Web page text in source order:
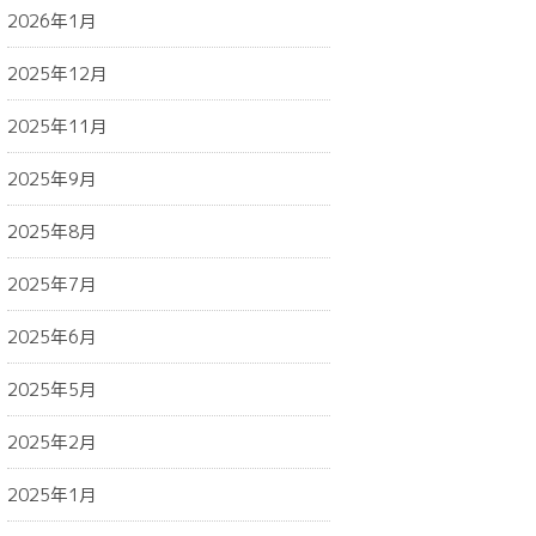
2026年1月
2025年12月
2025年11月
2025年9月
2025年8月
2025年7月
2025年6月
2025年5月
2025年2月
2025年1月